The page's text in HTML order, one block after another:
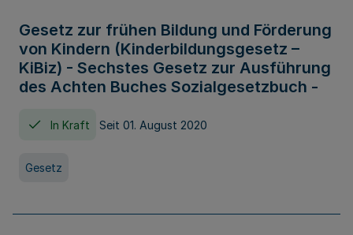
Gesetz zur frühen Bildung und Förderung
von Kindern (Kinderbildungsgesetz –
KiBiz) - Sechstes Gesetz zur Ausführung
des Achten Buches Sozialgesetzbuch -
In Kraft Seit 01. August 2020
Gesetz